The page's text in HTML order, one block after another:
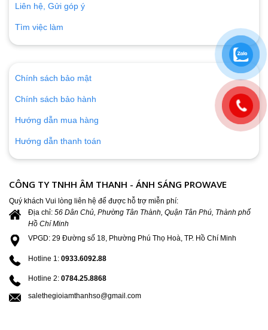
Liên hệ, Gửi góp ý
Tìm việc làm
Chính sách bảo mật
Chính sách bảo hành
Hướng dẫn mua hàng
Hướng dẫn thanh toán
CÔNG TY TNHH ÂM THANH - ÁNH SÁNG PROWAVE
Quý khách Vui lòng liên hệ để được hỗ trợ miễn phí:
Địa chỉ: 56 Dân Chủ, Phường Tân Thành, Quận Tân Phú, Thành phố
Hồ Chí Minh
VPGD: 29 Đường số 18, Phường Phú Thọ Hoà, TP. Hồ Chí Minh
Hotline 1: 0933.6092.88
Hotline 2: 0784.25.8868
salethegioiamthanhso@gmail.com